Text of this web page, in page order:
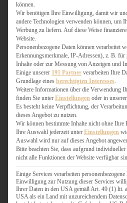
SÜSSES
FIX
ONE-
PASTA &
können.
Wir benötigen Ihre Einwilligung, damit wir
andere Technologien verwenden können, um
Werbung zu liefern. Auf diese Weise
Website.
Personenbezogene Daten können verarbeitet
Erkennungsmerkmale, IP-Adressen), z. B. für
Inhalte oder zur Messung von Anzeigen und
Einige unserer 191 Partner verarbeiten Ihre
Grundlage eines berechtigten Interesses
Weitere Informationen über die Verwendung
finden Sie unter Einstellungen oder in
Es besteht keine Verpflichtung, der
dieses Angebot zu nutzen.
Wir können bestimmte Inhalte nicht ohne
Ihre Auswahl jederzeit unter Einstellungen
Auswahl wird nur auf dieses Angebot
Bitte beachten Sie, dass aufgrund
nicht alle Funktionen der Website verfügbar
Einige Services verarbeiten
Einwilligung zur Nutzung dieser Services
Ihrer Daten in den USA gemäß Art. 49 (1) lit.
USA als ein Land mit unzureichendem